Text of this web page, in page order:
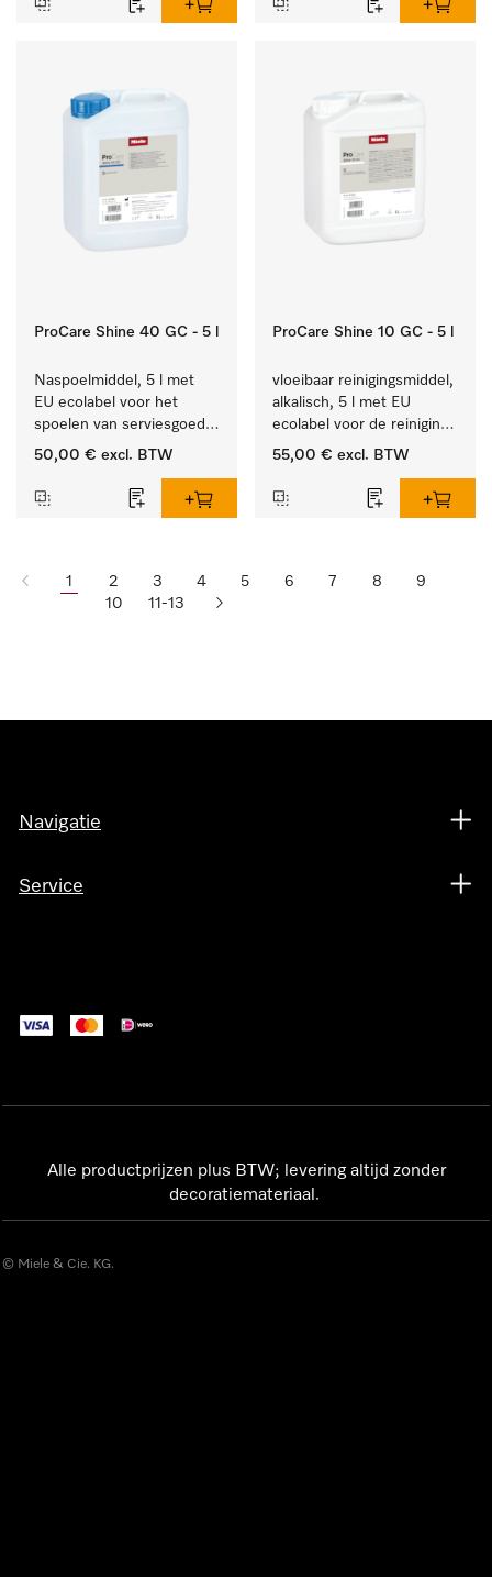
ProCare Shine 40 GC - 5 l
Naspoelmiddel, 5 l met
EU ecolabel voor het
spoelen van serviesgoed,
bestek en glazen.
50,00 € excl. BTW
ProCare Shine 10 GC - 5 l
vloeibaar reinigingsmiddel,
alkalisch, 5 l met EU
ecolabel voor de reiniging
van alledaags vuil op
glazen.
55,00 € excl. BTW
1 2 3 4 5 6 7 8
9
10
11-13
Navigatie
Service
Alle productprijzen plus BTW; levering altijd zonder
decoratiemateriaal.
© Miele & Cie. KG.